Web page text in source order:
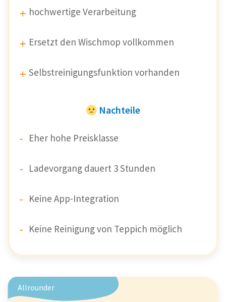
hochwertige Verarbeitung
Ersetzt den Wischmop vollkommen
Selbstreinigungsfunktion vorhanden
Nachteile
Eher hohe Preisklasse
Ladevorgang dauert 3 Stunden
Keine App-Integration
Keine Reinigung von Teppich möglich
Allrounder